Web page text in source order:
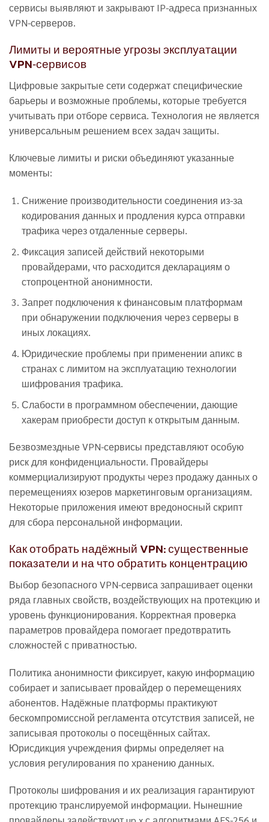
сервисы выявляют и закрывают IP-адреса признанных
VPN-серверов.
Лимиты и вероятные угрозы эксплуатации
VPN‑сервисов
Цифровые закрытые сети содержат специфические
барьеры и возможные проблемы, которые требуется
учитывать при отборе сервиса. Технология не является
универсальным решением всех задач защиты.
Ключевые лимиты и риски объединяют указанные
моменты:
Снижение производительности соединения из-за
кодирования данных и продления курса отправки
трафика через отдаленные серверы.
Фиксация записей действий некоторыми
провайдерами, что расходится декларациям о
стопроцентной анонимности.
Запрет подключения к финансовым платформам
при обнаружении подключения через серверы в
иных локациях.
Юридические проблемы при применении апикс в
странах с лимитом на эксплуатацию технологии
шифрования трафика.
Слабости в программном обеспечении, дающие
хакерам приобрести доступ к открытым данным.
Безвозмездные VPN-сервисы представляют особую
риск для конфиденциальности. Провайдеры
коммерциализируют продукты через продажу данных о
перемещениях юзеров маркетинговым организациям.
Некоторые приложения имеют вредоносный скрипт
для сбора персональной информации.
Как отобрать надёжный VPN: существенные
показатели и на что обратить концентрацию
Выбор безопасного VPN-сервиса запрашивает оценки
ряда главных свойств, воздействующих на протекцию и
уровень функционирования. Корректная проверка
параметров провайдера помогает предотвратить
сложностей с приватностью.
Политика анонимности фиксирует, какую информацию
собирает и записывает провайдер о перемещениях
абонентов. Надёжные платформы практикуют
бескомпромиссной регламента отсутствия записей, не
записывая протоколы о посещённых сайтах.
Юрисдикция учреждения фирмы определяет на
условия регулирования по хранению данных.
Протоколы шифрования и их реализация гарантируют
протекцию транслируемой информации. Нынешние